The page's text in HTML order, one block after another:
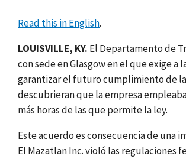
Read this in English.
LOUISVILLE, KY. El Departamento de
con sede en Glasgow en el que exige
garantizar el futuro cumplimiento de
descubrieran que la empresa
más horas de las que permite la ley.
Este acuerdo es consecuencia de una
El Mazatlan Inc. violó las regulaciones